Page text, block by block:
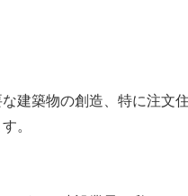
建築物の創造、特に注文
。